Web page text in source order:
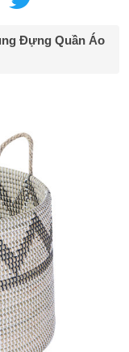
Đựng Quần Áo